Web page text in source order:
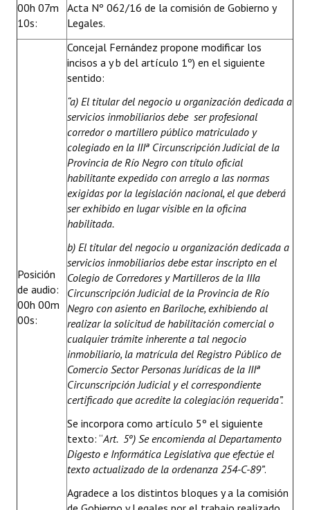
00h 07m
10s:
Acta Nº 062/16 de la comisión de Gobierno y
Legales.
Posición
de audio:
00h 00m
00s:
Concejal Fernández propone modificar los
incisos a y b del artículo 1º) en el siguiente
sentido:
“a) El titular del negocio u organización dedicada a
servicios inmobiliarios debe ser profesional
corredor o martillero público matriculado y
colegiado en la IIIª Circunscripción Judicial de la
Provincia de Río Negro con título oficial
habilitante expedido con arreglo a las normas
exigidas por la legislación nacional, el que deberá
ser exhibido en lugar visible en la oficina
habilitada.
b) El titular del negocio u organización dedicada a
servicios inmobiliarios debe estar inscripto en el
Colegio de Corredores y Martilleros de la IIIa
Circunscripción Judicial de la Provincia de Río
Negro con asiento en Bariloche, exhibiendo al
realizar la solicitud de habilitación comercial o
cualquier trámite inherente a tal negocio
inmobiliario, la matrícula del Registro Público de
Comercio Sector Personas Jurídicas de la IIIª
Circunscripción Judicial y el correspondiente
certificado que acredite la colegiación requerida”.
Se incorpora como artículo 5º el siguiente
texto: “Art. 5º) Se encomienda al Departamento
Digesto e Informática Legislativa que efectúe el
texto actualizado de la ordenanza 254-C-89”.
Agradece a los distintos bloques y a la comisión